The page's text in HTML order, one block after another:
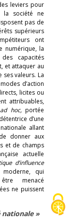
leviers pour
la société ne
pas de
supérieurs
ont
numérique, la
capacités
et attaquer au
ses valeurs. La
d’action
licites ou
attribuables,
ad hoc,portée
d’une
allant
donner aux
et de champs
actuelle
d’influence
qui
menacé
ne puissent
nationale »